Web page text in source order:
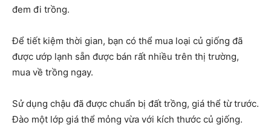
đem đi trồng.
Để tiết kiệm thời gian, bạn có thể mua loại củ giống đã
được ướp lạnh sẵn được bán rất nhiều trên thị trường,
mua về trồng ngay.
Sử dụng chậu đã được chuẩn bị đất trồng, giá thể từ trước.
Đào một lớp giá thể mỏng vừa với kích thước củ giống.